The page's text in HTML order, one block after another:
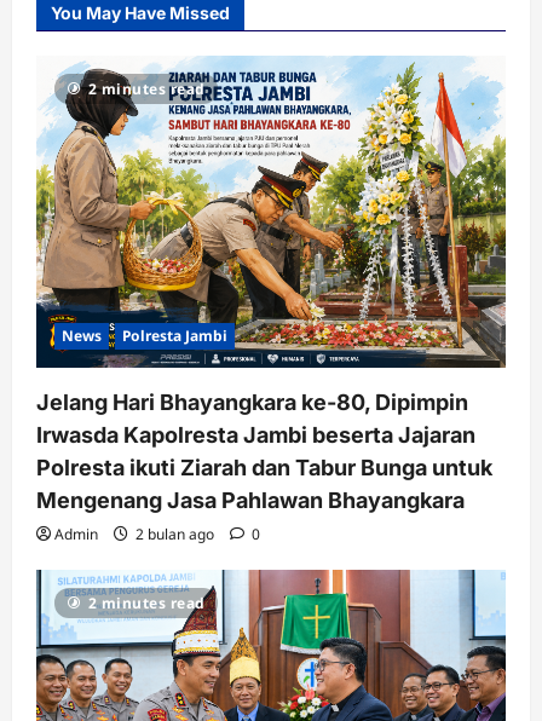
You May Have Missed
2 minutes read
News Polresta Jambi
Jelang Hari Bhayangkara ke-80, Dipimpin
Irwasda Kapolresta Jambi beserta Jajaran
Polresta ikuti Ziarah dan Tabur Bunga untuk
Mengenang Jasa Pahlawan Bhayangkara
Admin 2 bulan ago 0
2 minutes read